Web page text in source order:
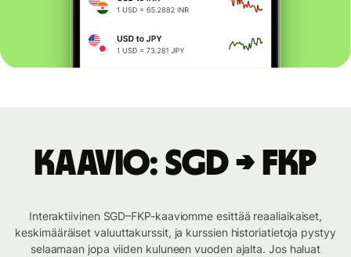
Kaavio: SGD → FKP
Interaktiivinen SGD–FKP-kaaviomme esittää reaaliaikaiset,
keskimääräiset valuuttakurssit, ja kurssien historiatietoja pystyy
selaamaan jopa viiden kuluneen vuoden ajalta. Jos haluat